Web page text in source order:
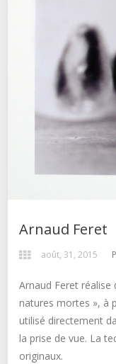
Arnaud Feret
août, 31, 2015
Arnaud Feret réalise
natures mortes », à
utilisé directement
la prise de vue. La
originaux.